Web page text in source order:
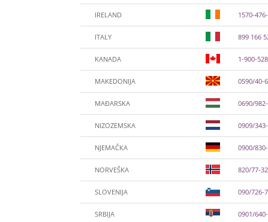
IRELAND 1570-
ITALY 899 166
KANADA 1-900-
MAKEDONIJA 0590/40-
MAĐARSKA 0690/
NIZOZEMSKA 0909/
NJEMAČKA 0900/
NORVEŠKA 820/77-
SLOVENIJA 090/726-
SRBIJA 0901/